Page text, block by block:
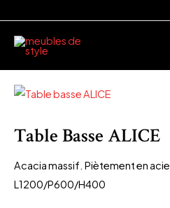
contenu
Table Basse ALICE
Acacia massif. Piètement en
L1200/P600/H400